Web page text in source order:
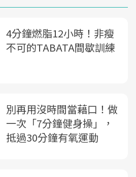
4分鐘燃脂12小時！非瘦
不可的TABATA間歇訓練
別再用沒時間當藉口！做
一次「7分鐘健身操」，
抵過30分鐘有氧運動